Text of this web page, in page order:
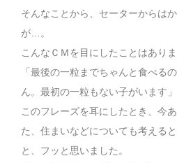
そんなことから、セーターからは
が…。
こんなＣＭを目にしたことはあり
「最後の一粒までちゃんと食べる
ん。最初の一粒もない子がいます」
このフレーズを耳にしたとき、今
た、住まいなどについても考える
と、フッと思いました。